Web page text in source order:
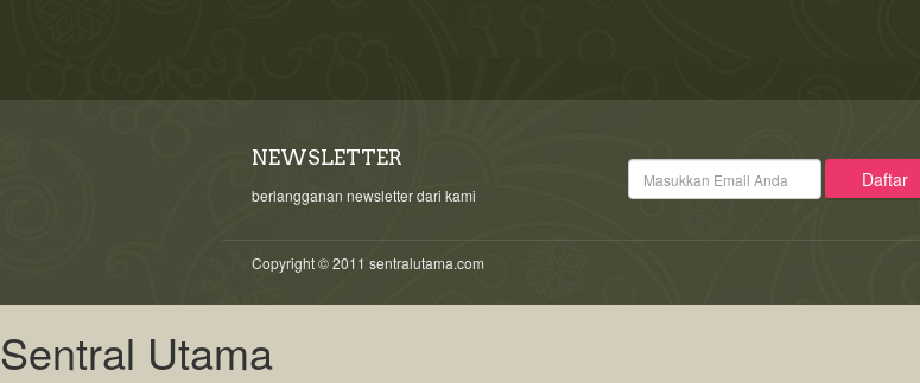
NEWSLETTER
berlangganan newsletter dari kami
Copyright © 2011 sentralutama.com
Sentral Utama